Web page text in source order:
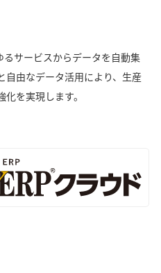
るサービスからデータを自動集
自由なデータ活用により、生産
化を実現します。